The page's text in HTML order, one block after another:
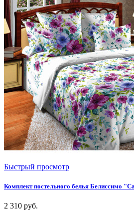
Быстрый просмотр
Комплект постельного белья Белиссимо
2 310 руб.